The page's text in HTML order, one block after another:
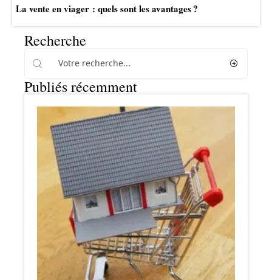
La vente en viager : quels sont les avantages ?
Recherche
Publiés récemment